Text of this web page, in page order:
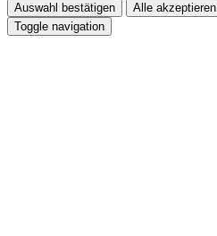
Auswahl bestätigen
Alle akzeptieren
Toggle navigation